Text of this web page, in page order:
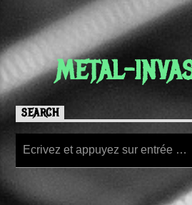
METAL-
SEARCH